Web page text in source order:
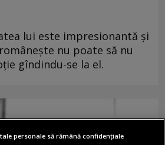
lui este impresionantă și
nu poate să nu
gîndindu-se la el.
personale să rămână confidențiale